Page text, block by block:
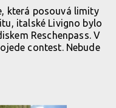
která posouvá limity
italské Livigno bylo
Reschenpass. V
contest. Nebude